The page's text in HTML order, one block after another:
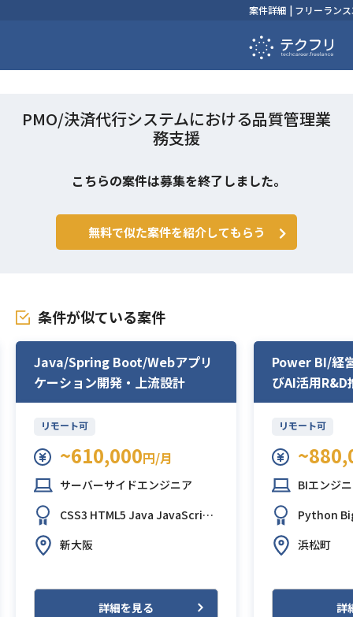
案件詳細 | フリーラン
PMO/決済代行システムにおける品質管理業
務支援
こちらの案件は募集を終了しました。
無料で似た案件を紹介してもらう
条件が似ている案件
Java/Spring Boot/Webアプリ
ケーション開発・上流設計
リモート可
~610,000円/月
サーバーサイドエンジニア
CSS3 HTML5 Java JavaScript
MySQL
新大阪
詳細を見る
Power BI/経
びAI活用R&D
リモート可
BIエンジ
Python
浜松町
詳